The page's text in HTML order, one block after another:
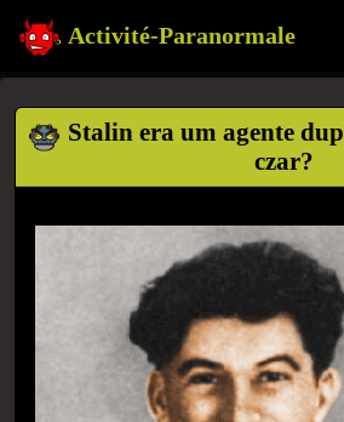
Activité-Paranormale
Stalin era um agente
czar?